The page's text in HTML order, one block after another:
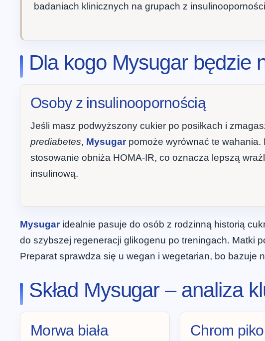
badaniach klinicznych na grupach z
Dla kogo Mysugar będzie
Osoby z insulinoopornością
Jeśli masz podwyższony cukier po posiłkach i
prediabetes, Mysugarpomoże wyrównać te wahania.
stosowanie obniża HOMA-IR, co oznacza lepszą
insulinową.
Mysugaridealnie pasuje do osób z rodzinną historią
do szybszej regeneracji glikogenu po treningach. Matki
Preparat sprawdza się u wegan i wegetarian, bo bazuje
Skład Mysugar – analiza
Morwa biała Chrom